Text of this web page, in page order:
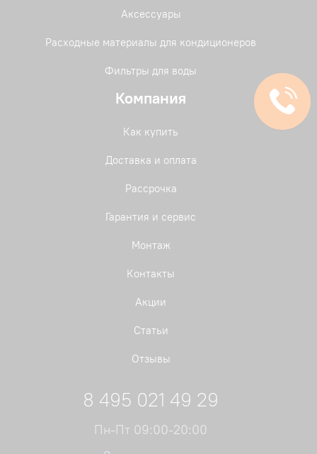
Аксессуары
Расходные материалы для кондиционеров
Фильтры для воды
Компания
Как купить
Доставка и оплата
Рассрочка
Гарантия и сервис
Монтаж
Контакты
Акции
Статьи
Отзывы
8 495 021 49 29
Пн-Пт 09:00-20:00